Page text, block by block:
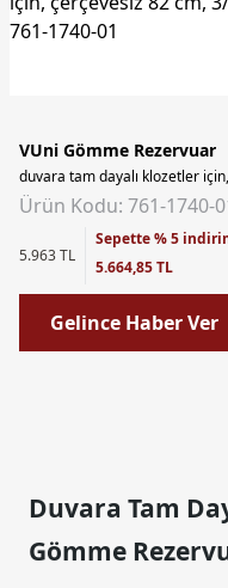
VUni Gömme Rezervuar
duvara tam dayalı klozetler
Ürün Kodu: 761-1740-
5.963 TL
Sepette % 5
5.664,85 TL
Gelince Haber Ver
Duvara Tam
Gömme